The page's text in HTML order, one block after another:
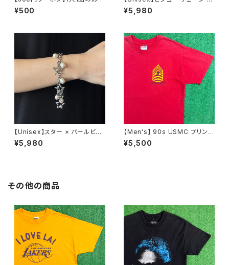
利用可能！
¥500
レスレット / 古着 アクセサリー
N0737
¥5,980
【Unisex】スター × パールビー
ズ チャーム チェーン ブレスレッ
ト / 古着 アクセサリー N1109
¥5,980
【Men's】 90s USMC プリント
Tシャツ / アメリカ製 USA製 9
0年代 ティーシャツ T-Shirt 古
¥5,500
その他の商品